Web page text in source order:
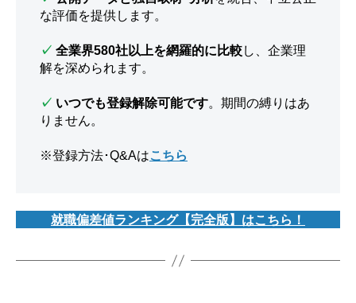
な評価を提供します。
✓ 全業界580社以上を網羅的に比較し、企業理
解を深められます。
✓ いつでも登録解除可能です。期間の縛りはあ
りません。
※登録方法･Q&Aはこちら
就職偏差値ランキング【完全版】はこちら！